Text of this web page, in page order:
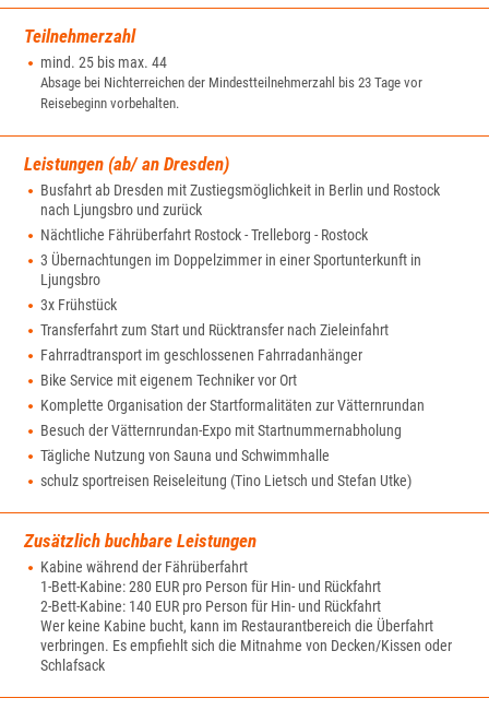
Teilnehmerzahl
mind. 25 bis max. 44
Absage bei Nichterreichen der Mindestteilnehmerzahl bis 23 Tage vor
Reisebeginn vorbehalten.
Leistungen (ab/ an Dresden)
Busfahrt ab Dresden mit Zustiegsmöglichkeit in Berlin und Rostock
nach Ljungsbro und zurück
Nächtliche Fährüberfahrt Rostock - Trelleborg - Rostock
3 Übernachtungen im Doppelzimmer in einer Sportunterkunft in
Ljungsbro
3x Frühstück
Transferfahrt zum Start und Rücktransfer nach Zieleinfahrt
Fahrradtransport im geschlossenen Fahrradanhänger
Bike Service mit eigenem Techniker vor Ort
Komplette Organisation der Startformalitäten zur Vätternrundan
Besuch der Vätternrundan-Expo mit Startnummernabholung
Tägliche Nutzung von Sauna und Schwimmhalle
schulz sportreisen Reiseleitung (Tino Lietsch und Stefan Utke)
Zusätzlich buchbare Leistungen
Kabine während der Fährüberfahrt
1-Bett-Kabine: 280 EUR pro Person für Hin- und Rückfahrt
2-Bett-Kabine: 140 EUR pro Person für Hin- und Rückfahrt
Wer keine Kabine bucht, kann im Restaurantbereich die Überfahrt
verbringen. Es empfiehlt sich die Mitnahme von Decken/Kissen oder
Schlafsack